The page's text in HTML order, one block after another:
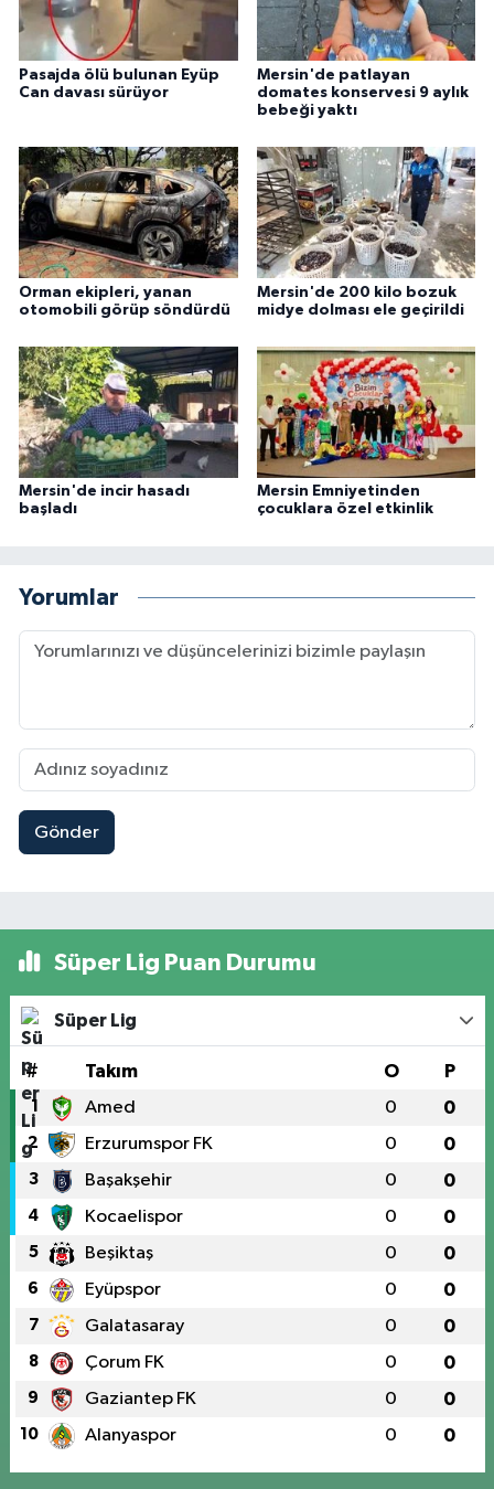
Pasajda ölü bulunan Eyüp
Can davası sürüyor
Mersin'de patlayan
domates konservesi 9 aylık
bebeği yaktı
Orman ekipleri, yanan
otomobili görüp söndürdü
Mersin'de 200 kilo bozuk
midye dolması ele geçirildi
Mersin'de incir hasadı
başladı
Mersin Emniyetinden
çocuklara özel etkinlik
Yorumlar
Gönder
Süper Lig Puan Durumu
Süper Lig
# Takım O P
1 Amed 0 0
2 Erzurumspor FK 0 0
3 Başakşehir 0 0
4 Kocaelispor 0 0
5 Beşiktaş 0 0
6 Eyüpspor 0 0
7 Galatasaray 0 0
8 Çorum FK 0 0
9 Gaziantep FK 0 0
10 Alanyaspor 0 0